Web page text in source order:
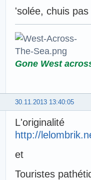
'solée, chuis
Gone West
30.11.2013 13:40:05
L'originalité
http://
et
Touristes